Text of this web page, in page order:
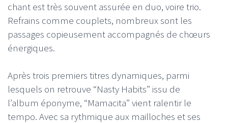
chant est très souvent assurée en duo, voire trio.
Refrains comme couplets, nombreux sont les
passages copieusement accompagnés de chœurs
énergiques.
Après trois premiers titres dynamiques, parmi
lesquels on retrouve “Nasty Habits” issu de
l’album éponyme, “Mamacita” vient ralentir le
tempo. Avec sa rythmique aux mailloches et ses